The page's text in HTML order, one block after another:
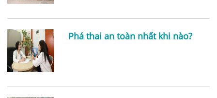
Phá thai an toàn nhất khi nào?